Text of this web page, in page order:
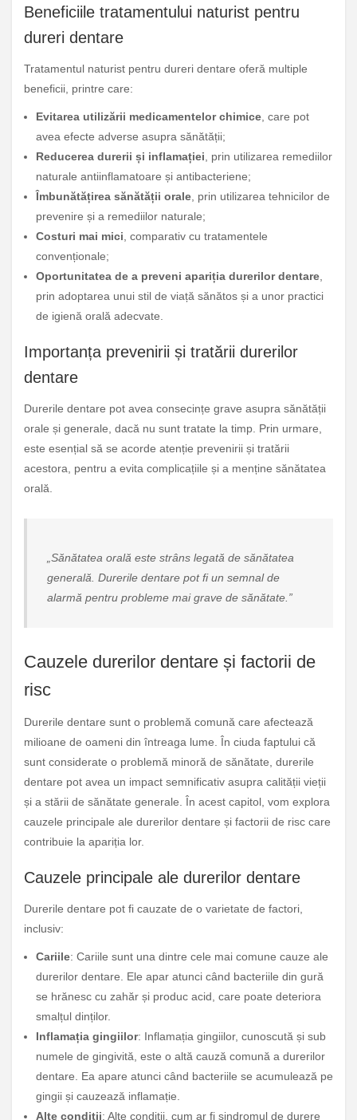
Beneficiile tratamentului naturist pentru
dureri dentare
Tratamentul naturist pentru dureri dentare oferă multiple
beneficii, printre care:
Evitarea utilizării medicamentelor chimice, care pot
avea efecte adverse asupra sănătății;
Reducerea durerii și inflamației, prin utilizarea remediilor
naturale antiinflamatoare și antibacteriene;
Îmbunătățirea sănătății orale, prin utilizarea tehnicilor de
prevenire și a remediilor naturale;
Costuri mai mici, comparativ cu tratamentele
convenționale;
Oportunitatea de a preveni apariția durerilor dentare,
prin adoptarea unui stil de viață sănătos și a unor practici
de igienă orală adecvate.
Importanța prevenirii și tratării durerilor
dentare
Durerile dentare pot avea consecințe grave asupra sănătății
orale și generale, dacă nu sunt tratate la timp. Prin urmare,
este esențial să se acorde atenție prevenirii și tratării
acestora, pentru a evita complicațiile și a menține sănătatea
orală.
„Sănătatea orală este strâns legată de sănătatea
generală. Durerile dentare pot fi un semnal de
alarmă pentru probleme mai grave de sănătate.”
Cauzele durerilor dentare și factorii de
risc
Durerile dentare sunt o problemă comună care afectează
milioane de oameni din întreaga lume. În ciuda faptului că
sunt considerate o problemă minoră de sănătate, durerile
dentare pot avea un impact semnificativ asupra calității vieții
și a stării de sănătate generale. În acest capitol, vom explora
cauzele principale ale durerilor dentare și factorii de risc care
contribuie la apariția lor.
Cauzele principale ale durerilor dentare
Durerile dentare pot fi cauzate de o varietate de factori,
inclusiv:
Cariile: Cariile sunt una dintre cele mai comune cauze ale
durerilor dentare. Ele apar atunci când bacteriile din gură
se hrănesc cu zahăr și produc acid, care poate deteriora
smalțul dinților.
Inflamația gingiilor: Inflamația gingiilor, cunoscută și sub
numele de gingivită, este o altă cauză comună a durerilor
dentare. Ea apare atunci când bacteriile se acumulează pe
gingii și cauzează inflamație.
Alte condiții: Alte condiții, cum ar fi sindromul de durere